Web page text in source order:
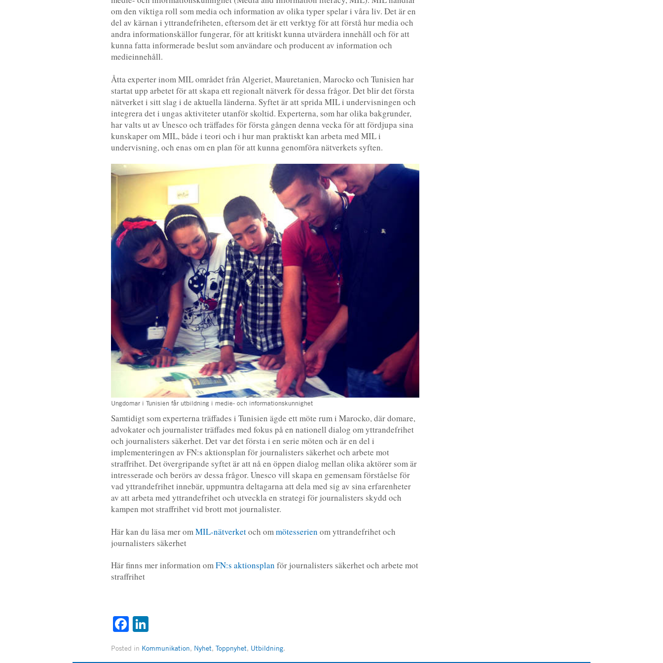
om den viktiga roll som media och information av olika typer spelar i våra liv. Det är en
del av kärnan i yttrandefriheten, eftersom det är ett verktyg för att förstå hur media och
andra informationskällor fungerar, för att kritiskt kunna utvärdera innehåll och för att
kunna fatta informerade beslut som användare och producent av information och
medieinnehåll.
Åtta experter inom MIL området från Algeriet, Mauretanien, Marocko och Tunisien har
startat upp arbetet för att skapa ett regionalt nätverk för dessa frågor. Det blir det första
nätverket i sitt slag i de aktuella länderna. Syftet är att sprida MIL i undervisningen och
integrera det i ungas aktiviteter utanför skoltid. Experterna, som har olika bakgrunder,
har valts ut av Unesco och träffades för första gången denna vecka för att fördjupa sina
kunskaper om MIL, både i teori och i hur man praktiskt kan arbeta med MIL i
undervisning, och enas om en plan för att kunna genomföra nätverkets syften.
Ungdomar i Tunisien får utbildning i medie- och informationskunnighet
Samtidigt som experterna träffades i Tunisien ägde ett möte rum i Marocko, där domare,
advokater och journalister träffades med fokus på en nationell dialog om yttrandefrihet
och journalisters säkerhet. Det var det första i en serie möten och är en del i
implementeringen av FN:s aktionsplan för journalisters säkerhet och arbete mot
straffrihet. Det övergripande syftet är att nå en öppen dialog mellan olika aktörer som är
intresserade och berörs av dessa frågor. Unesco vill skapa en gemensam förståelse för
vad yttrandefrihet innebär, uppmuntra deltagarna att dela med sig av sina erfarenheter
av att arbeta med yttrandefrihet och utveckla en strategi för journalisters skydd och
kampen mot straffrihet vid brott mot journalister.
Här kan du läsa mer omMIL-nätverketoch ommötesserien om yttrandefrihet och
journalisters säkerhet
Här finns mer information omFN:s aktionsplan för journalisters säkerhet och arbete mot
straffrihet
Facebook
Posted in Kommunikation, Nyhet,Toppnyhet, Utbildning.